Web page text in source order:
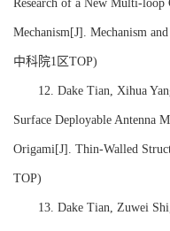
Research of a New Multi-
Mechanism[J]. Mechanism
中科院1 区TOP)
12. Dake Tian, Xihua
Surface Deployable Antenna
Origami[J]. Thin-Walled
TOP)
13. Dake Tian, Zuwei